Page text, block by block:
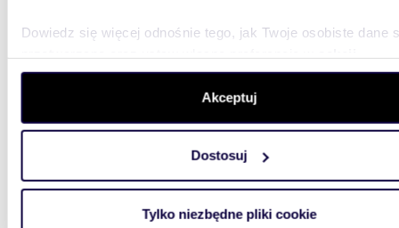
Dowiedz się więcej odnośnie tego, jak Twoje osobiste dane
szczegółów. W Deklaracji plików cookie możesz zmienić
wycofać swoją zgodę w dowolnej chwili.
aby oferować funkcje społecznościowe i analizować ruch w
witrynie. Informacje o tym, jak korzystasz z naszej witryny,
analitycznym. Partnerzy mogą połączyć te informacje z
Akceptuj
Dostosuj
Tylko niezbędne pliki cookie
78m2